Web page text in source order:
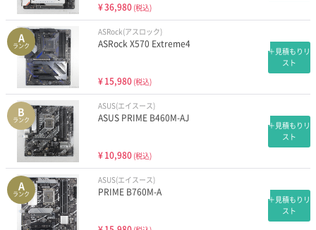
¥36,980 (税込)
A
ランク
ASRock(アスロック)
ASRock X570 Extreme4
¥15,980 (税込)
＋見積もりリ
スト
B
ランク
ASUS(エイスース)
ASUS PRIME B460M-AJ
¥10,980 (税込)
＋見積もりリ
スト
A
ランク
ASUS(エイスース)
PRIME B760M-A
＋見積もりリ
スト